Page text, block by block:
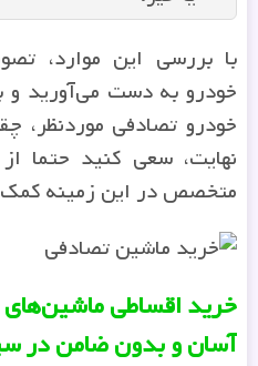
با بررسی این موارد،
خودرو به دست می‌آورید
خودرو تصادفی موردنظر،
نهایت، سعی کنید حتما
متخصص در این زمینه کمک
خرید اقساطی ماشین‌های
آسان و بدون ضامن در